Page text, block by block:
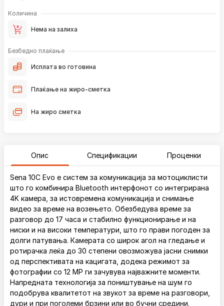
Количина
Нема на залиха
Безбедно плаќање
Исплата во готовина
Плаќање на жиро-сметка
На жиро сметка
Опис Спецификации Проценки
Sena 10C Evo е систем за комуникација за мотоциклисти
што го комбинира Bluetooth интерфонот со интегрирана
4K камера, за истовремена комуникација и снимање
видео за време на возењето. Обезбедува време за
разговор до 17 часа и стабилно функционирање и на
ниски и на високи температури, што го прави погоден за
долги патувања. Камерата со широк агол на гледање и
ротирачка леќа до 30 степени овозможува јасни снимки
од перспективата на кацигата, додека режимот за
фотографии со 12 MP ги зачувува најважните моменти.
Напредната технологија за поништување на шум го
подобрува квалитетот на звукот за време на разговори,
дури и при поголеми брзини или во бучни средини.